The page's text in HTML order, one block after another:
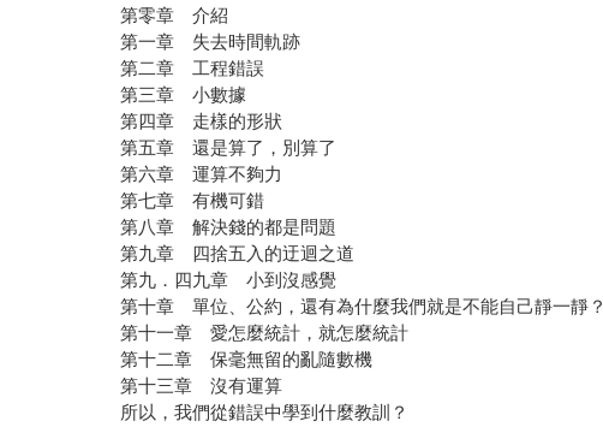
第零章 介紹
第一章 失去時間軌跡
第二章 工程錯誤
第三章 小數據
第四章 走樣的形狀
第五章 還是算了，別算了
第六章 運算不夠力
第七章 有機可錯
第八章 解決錢的都是問題
第九章 四捨五入的迂迴之道
第九．四九章 小到沒感覺
第十章 單位、公約，還有為什麼我們就是不能自己靜一靜？
第十一章 愛怎麼統計，就怎麼統計
第十二章 保毫無留的亂隨數機
第十三章 沒有運算
所以，我們從錯誤中學到什麼教訓？